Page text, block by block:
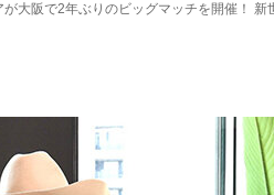
大阪で2年ぶりのビッグマッチを開催！